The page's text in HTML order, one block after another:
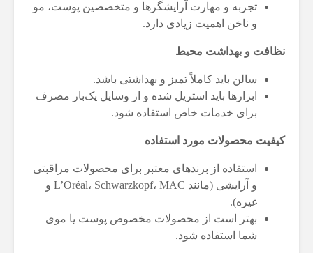
تجربه و مهارت آرایشگرها و متخصصین پوست، مو
و ناخن اهمیت زیادی دارد.
نظافت و بهداشت محیط
سالن باید کاملاً تمیز و بهداشتی باشد.
ابزارها باید استریل شده و از وسایل یک‌بار مصرف
برای خدمات خاص استفاده شود.
کیفیت محصولات مورد استفاده
استفاده از برندهای معتبر برای محصولات مراقبتی
و آرایشی (مانند L’Oréal، Schwarzkopf، MAC و
غیره).
بهتر است از محصولات مخصوص پوست یا موی
شما استفاده شود.